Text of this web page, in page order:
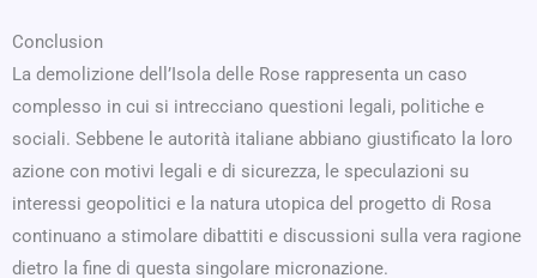
Conclusion
La demolizione dell’Isola delle Rose rappresenta un caso
complesso in cui si intrecciano questioni legali, politiche e
sociali. Sebbene le autorità italiane abbiano giustificato la loro
azione con motivi legali e di sicurezza, le speculazioni su
interessi geopolitici e la natura utopica del progetto di Rosa
continuano a stimolare dibattiti e discussioni sulla vera ragione
dietro la fine di questa singolare micronazione.